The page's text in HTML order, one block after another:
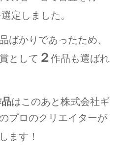
定しました。
ばかりであったため、
として ２ 作品も選ばれ
はこのあと株式会社ギ
プロのクリエイターが
ます！